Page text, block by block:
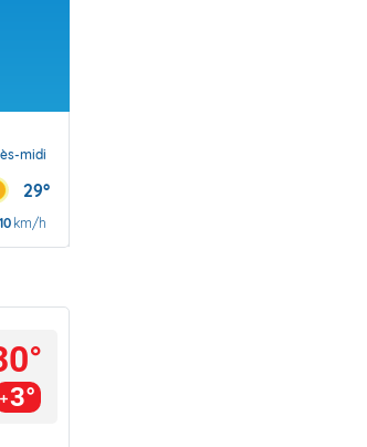
midi
29°
10 km/h
3°